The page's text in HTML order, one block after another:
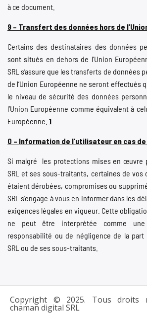
à ce document.
9 – Transfert des données hors de
Certains des destinataires des données
sont situés en dehors de l’Union
SRL s’assure que les transferts de données
de l’Union Européenne ne seront effectués
le niveau de sécurité des données
l’Union Européenne comme équivalent à
Européenne. 1
0 – Information de l’utilisateur en cas
Si malgré les protections mises en œuvre
SRL et ses sous-traitants, certaines de vos
étaient dérobées, compromises ou
SRL s’engage à vous en informer dans les
exigences légales en vigueur. Cette
ne peut être interprétée comme une
responsabilité ou de négligence de la
SRL ou de ses sous-traitants.
Copyright © 2025. Tous droits
chaman digital SRL